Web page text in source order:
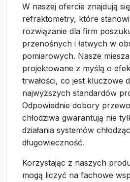
W naszej ofercie znajdują
refraktometry, które
rozwiązanie dla firm
przenośnych i łatwych w
pomiarowych. Nasze
projektowane z myślą o
trwałości, co jest kluczowe
najwyższych standardów
Odpowiednie dobory
chłodziwa gwarantują nie
działania systemów
długowieczność.
Korzystając z naszych
mogą liczyć na fachowe